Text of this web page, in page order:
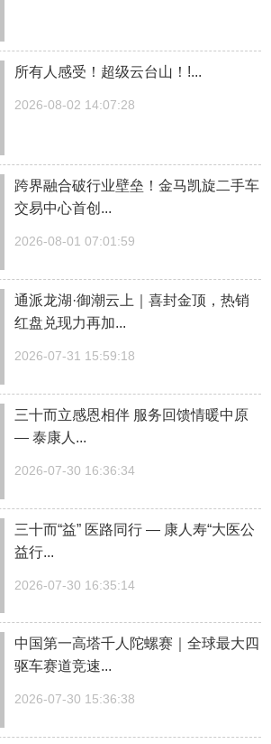
所有人感受！超级云台山！!...
2026-08-02 14:07:28
跨界融合破行业壁垒！金马凯旋二手车
交易中心首创...
2026-08-01 07:01:59
通派龙湖·御潮云上｜喜封金顶，热销
红盘兑现力再加...
2026-07-31 15:59:18
三十而立感恩相伴 服务回馈情暖中原
— 泰康人...
2026-07-30 16:36:34
三十而“益” 医路同行 — 康人寿“大医公
益行...
2026-07-30 16:35:14
中国第一高塔千人陀螺赛｜全球最大四
驱车赛道竞速...
2026-07-30 15:36:38